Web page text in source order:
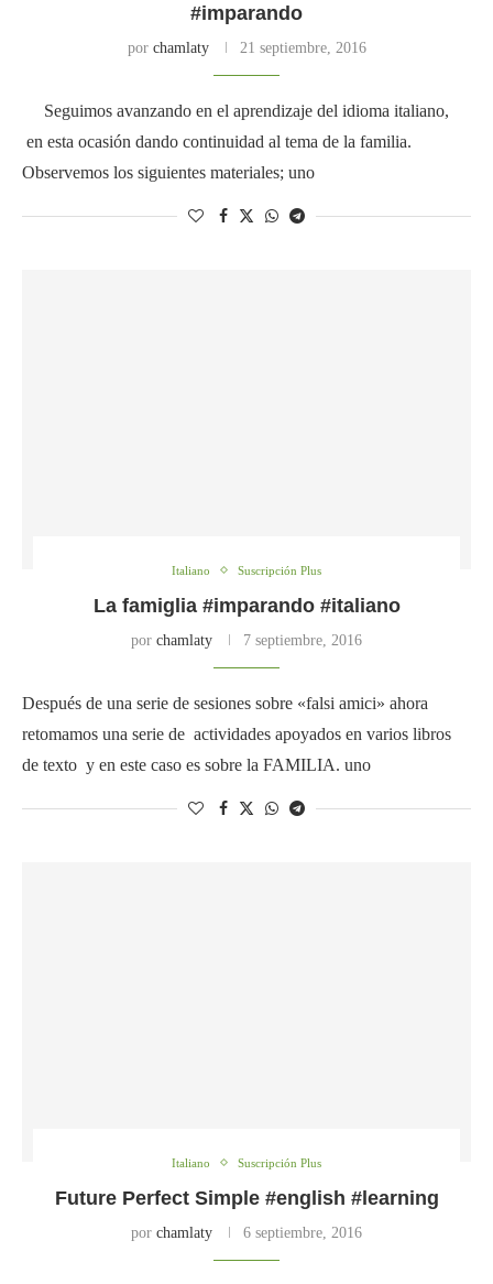
#imparando
por chamlaty 21 septiembre, 2016
Seguimos avanzando en el aprendizaje del idioma italiano,
en esta ocasión dando continuidad al tema de la familia.
Observemos los siguientes materiales; uno
Italiano Suscripción Plus
La famiglia #imparando #italiano
por chamlaty 7 septiembre, 2016
Después de una serie de sesiones sobre «falsi amici» ahora
retomamos una serie de actividades apoyados en varios libros
de texto y en este caso es sobre la FAMILIA. uno
Italiano Suscripción Plus
Future Perfect Simple #english #learning
por chamlaty 6 septiembre, 2016